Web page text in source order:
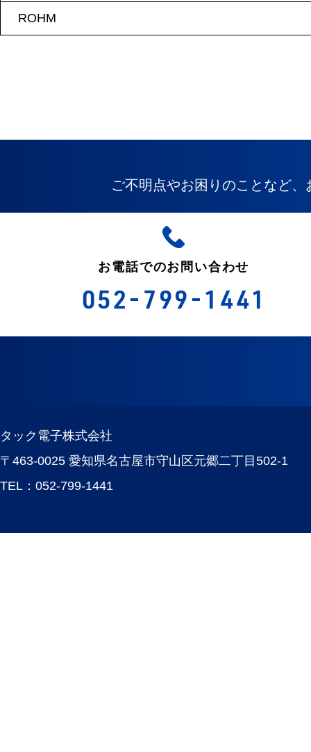
ROHM
ご不明点やお困りのことなど
お電話でのお問い合わせ
052-799-1441
タック電子株式会社
〒463-0025 愛知県名古屋市守山区元郷二丁目502-1
TEL： 052-799-1441